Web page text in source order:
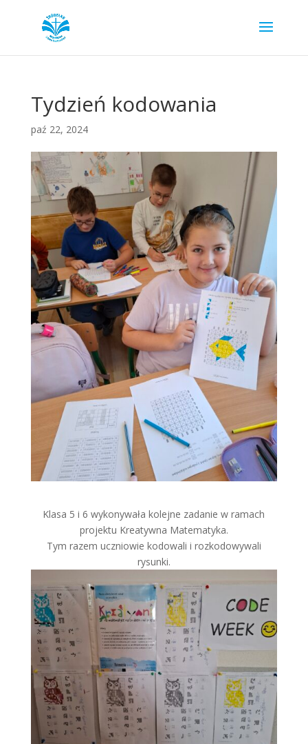
Tydzień kodowania
paź 22, 2024
Klasa 5 i 6 wykonywała kolejne zadanie w ramach
projektu Kreatywna Matematyka.
Tym razem uczniowie kodowali i rozkodowywali
rysunki.